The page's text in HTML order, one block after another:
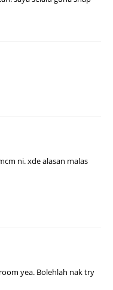
ni. xde alasan malas
yea. Bolehlah nak try